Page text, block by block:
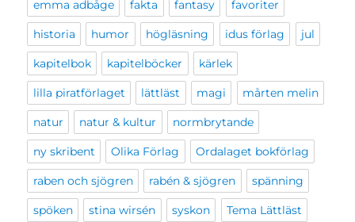
emma adbåge fakta fantasy favoriter
historia humor högläsning idus förlag jul
kapitelbok kapitelböcker kärlek
lilla piratförlaget lättläst magi mårten melin
natur natur & kultur normbrytande
ny skribent Olika Förlag Ordalaget bokförlag
raben och sjögren rabén & sjögren spänning
spöken stina wirsén syskon Tema Lättläst